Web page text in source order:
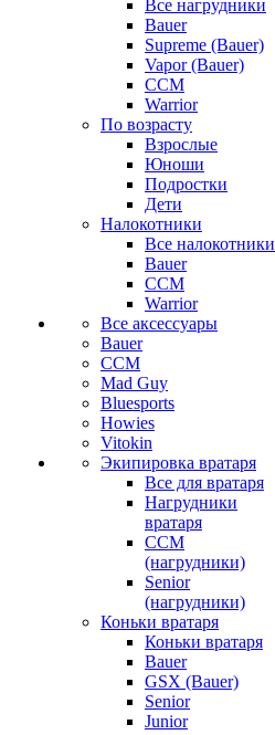
Все нагрудники
Bauer
Supreme (Bauer)
Vapor (Bauer)
CCM
Warrior
По возрасту
Взрослые
Юноши
Подростки
Дети
Налокотники
Все налокотники
Bauer
CCM
Warrior
Все аксессуары
Bauer
CCM
Mad Guy
Bluesports
Howies
Vitokin
Экипировка вратаря
Все для вратаря
Нагрудники
вратаря
CCM
(нагрудники)
Senior
(нагрудники)
Коньки вратаря
Коньки вратаря
Bauer
GSX (Bauer)
Senior
Junior